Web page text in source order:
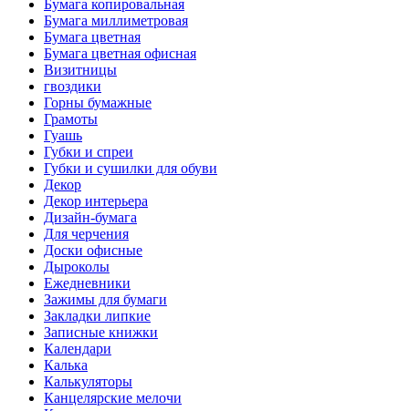
Бумага копировальная
Бумага миллиметровая
Бумага цветная
Бумага цветная офисная
Визитницы
гвоздики
Горны бумажные
Грамоты
Гуашь
Губки и спреи
Губки и сушилки для обуви
Декор
Декор интерьера
Дизайн-бумага
Для черчения
Доски офисные
Дыроколы
Ежедневники
Зажимы для бумаги
Закладки липкие
Записные книжки
Календари
Калька
Калькуляторы
Канцелярские мелочи